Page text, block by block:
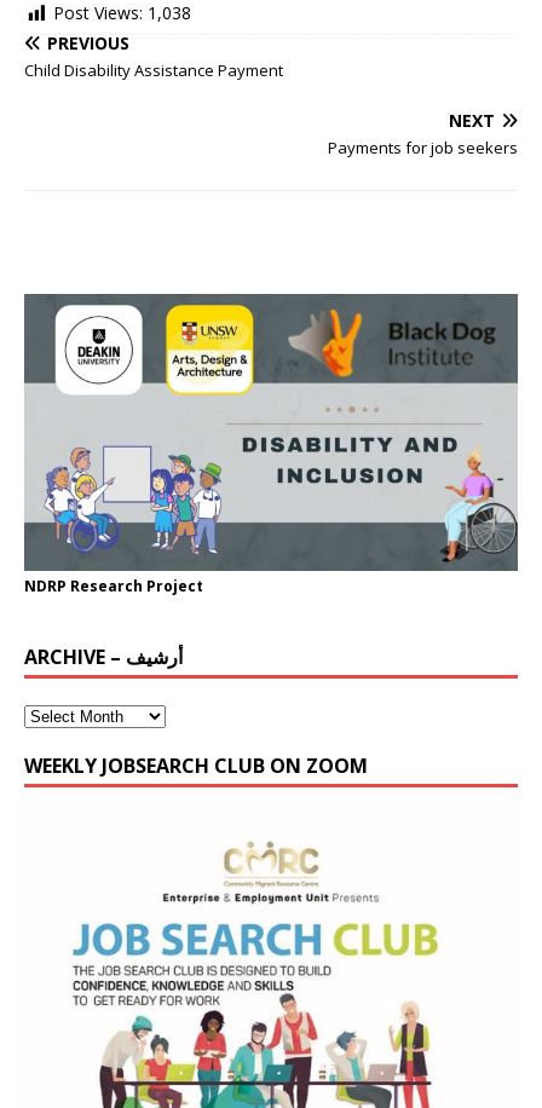
Post Views: 1,038
PREVIOUS
Child Disability Assistance Payment
NEXT
Payments for job seekers
NDRP Research Project
ARCHIVE – أرشيف
WEEKLY JOBSEARCH CLUB ON ZOOM